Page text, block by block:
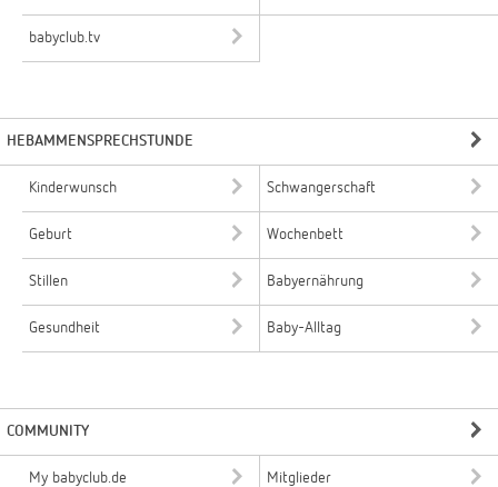
babyclub.tv
HEBAMMENSPRECHSTUNDE
Kinderwunsch Schwangerschaft
Geburt Wochenbett
Stillen Babyernährung
Gesundheit Baby-Alltag
COMMUNITY
My babyclub.de Mitglieder